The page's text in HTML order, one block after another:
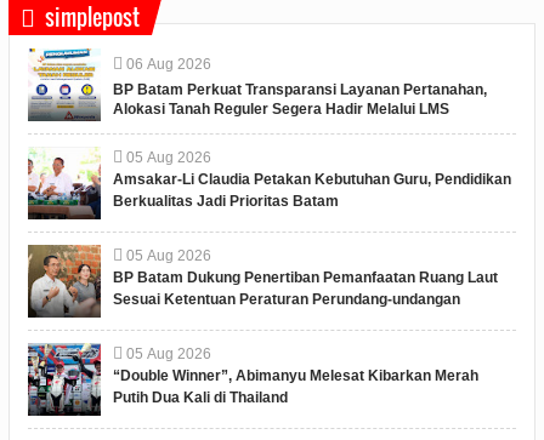
simplepost
06 Aug 2026
BP Batam Perkuat Transparansi Layanan Pertanahan,
Alokasi Tanah Reguler Segera Hadir Melalui LMS
05 Aug 2026
Amsakar-Li Claudia Petakan Kebutuhan Guru, Pendidikan
Berkualitas Jadi Prioritas Batam
05 Aug 2026
BP Batam Dukung Penertiban Pemanfaatan Ruang Laut
Sesuai Ketentuan Peraturan Perundang-undangan
05 Aug 2026
“Double Winner”, Abimanyu Melesat Kibarkan Merah
Putih Dua Kali di Thailand